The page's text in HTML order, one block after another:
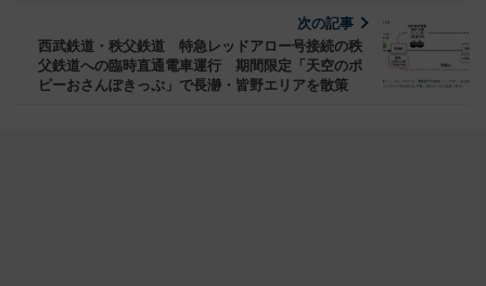
次の記事
西武鉄道・秩父鉄道 特急レッドアロー号接続の秩
父鉄道への臨時直通電車運行 期間限定「天空のポ
ピーおさんぽきっぷ」で長瀞・皆野エリアを散策